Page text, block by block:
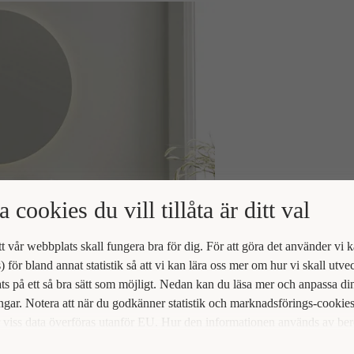
cookies du vill tillåta är ditt val
vår webbplats skall fungera bra för dig. För att göra det använder vi
för bland annat statistik så att vi kan lära oss mer om hur vi skall
på ett så bra sätt som möjligt. Nedan kan du läsa mer och anpassa
Notera att när du godkänner statistik och marknadsförings-cookies
data överföras utanför EU. Hur den informationen används av